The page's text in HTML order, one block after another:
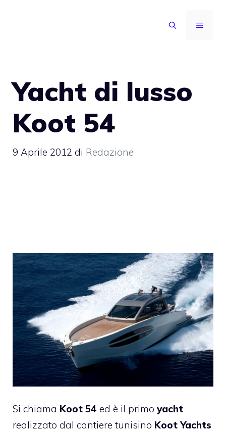
MENU
Yacht di lusso
Koot 54
9 Aprile 2012 di Redazione
Si chiama Koot 54 ed è il primo yacht
realizzato dal cantiere tunisino Koot Yachts